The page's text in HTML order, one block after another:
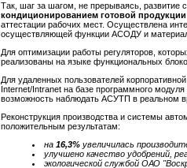
Так, шаг за шагом, не прерываясь, развитие
кондиционированием готовой продукции
аттестации рабочих мест. Осуществлена
осуществляющей функции АСОДУ и
Для оптимизации работы регуляторов,
реализованы на языке функциональных
Для удаленных пользователей
Internet/Intranet на базе программного
возможность наблюдать АСУТП в реальном
Реконструкция производства и системы
положительным результатам:
на 16,3% увеличилась
улучшено качество удобрений,
экологической службой ОАО